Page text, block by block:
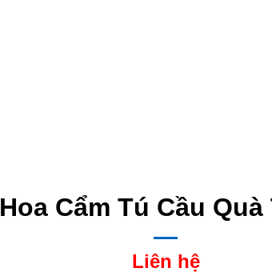
Hoa Cẩm Tú Cầu Quà
Liên hệ